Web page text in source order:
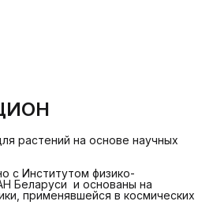
растений на основе научных
с Институтом физико-
Беларуси и основаны на
применявшейся в космических